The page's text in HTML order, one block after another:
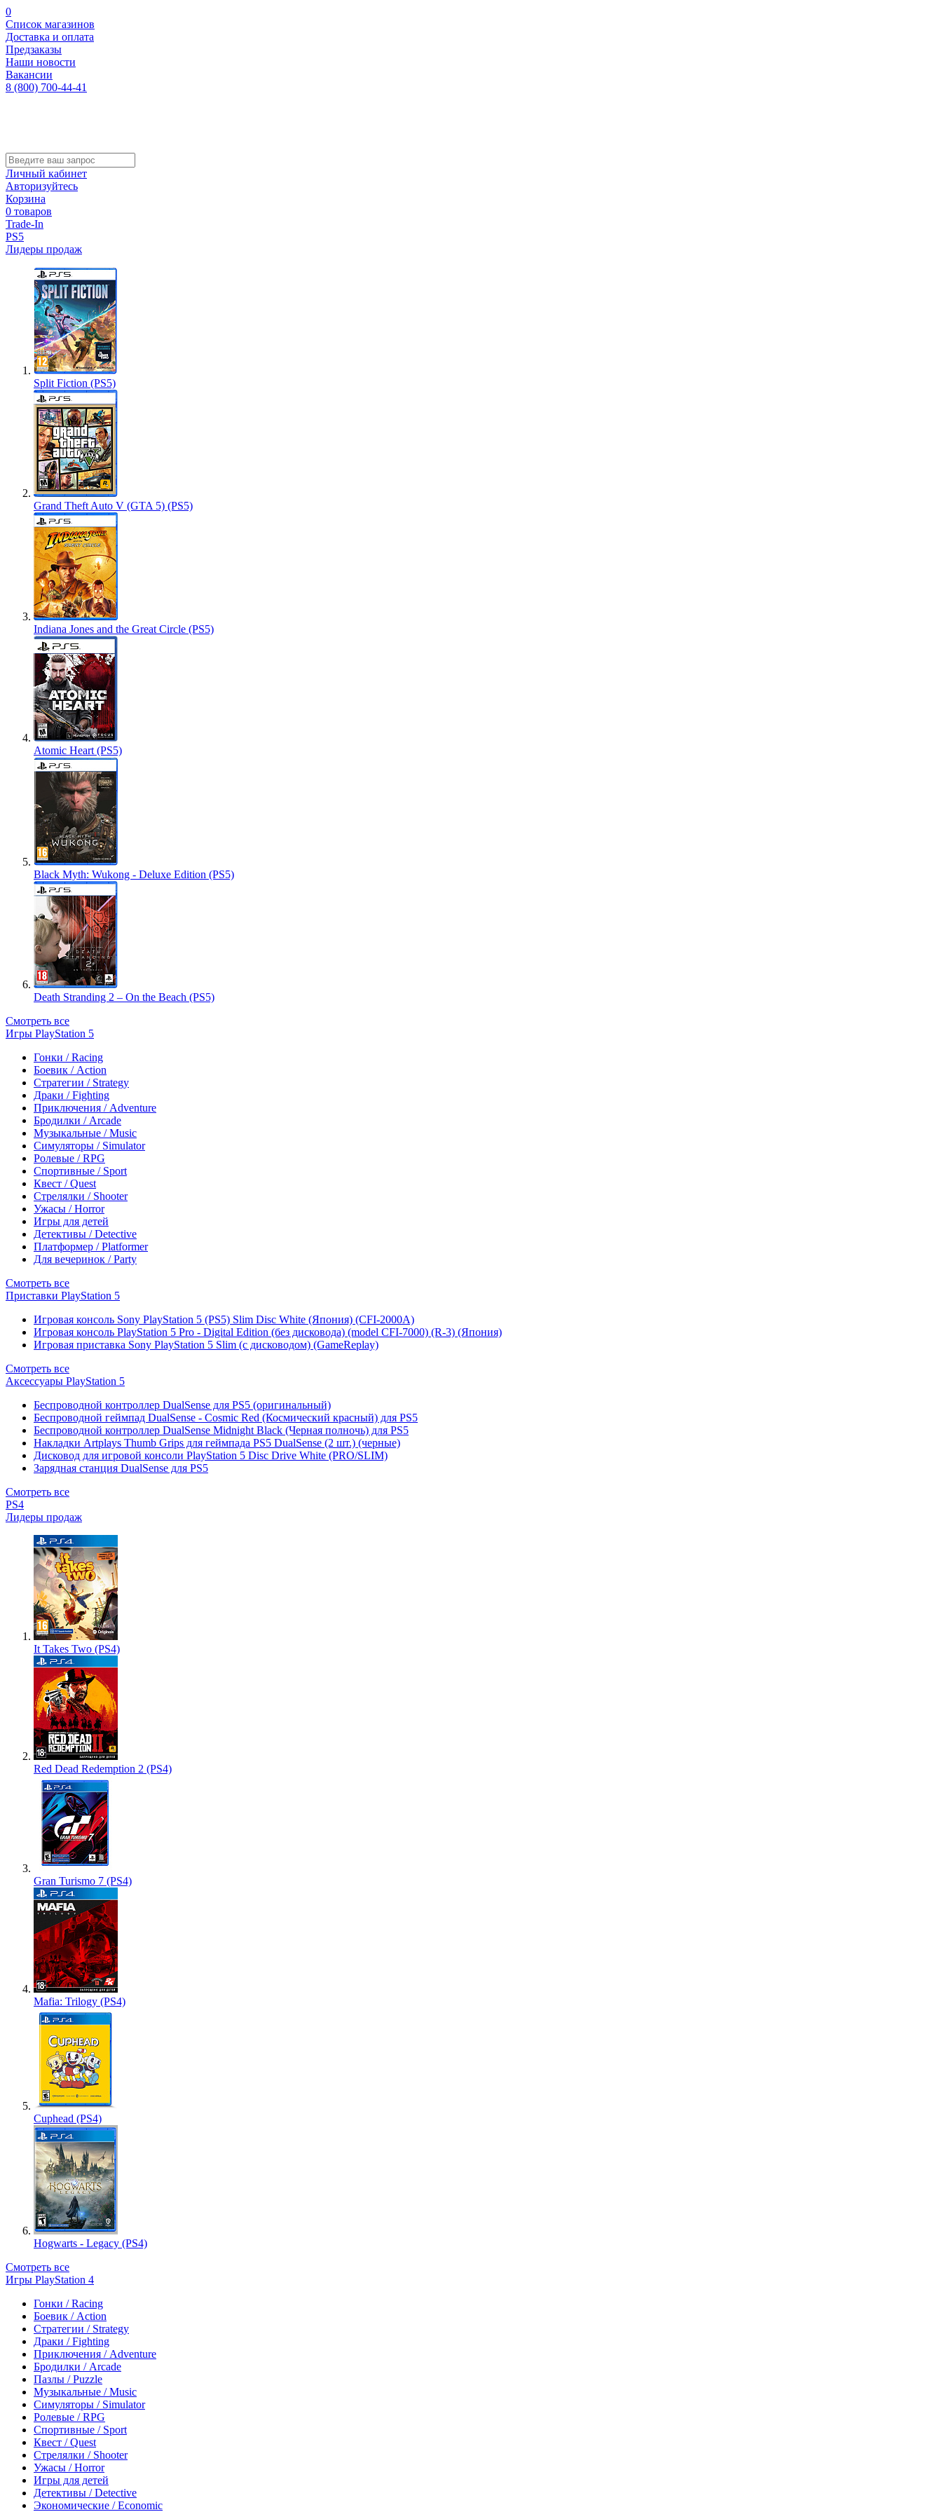
0
Список магазинов
Доставка и оплата
Предзаказы
Наши новости
Вакансии
8 (800) 700-44-41
Личный кабинет
Авторизуйтесь
Корзина
0 товаров
Trade-In
PS5
Лидеры продаж
Split Fiction (PS5)
Grand Theft Auto V (GTA 5) (PS5)
Indiana Jones and the Great Circle (PS5)
Atomic Heart (PS5)
Black Myth: Wukong - Deluxe Edition (PS5)
Death Stranding 2 – On the Beach (PS5)
Смотреть все
Игры PlayStation 5
Гонки / Racing
Боевик / Action
Стратегии / Strategy
Драки / Fighting
Приключения / Adventure
Бродилки / Arcade
Музыкальные / Music
Симуляторы / Simulator
Ролевые / RPG
Спортивные / Sport
Квест / Quest
Стрелялки / Shooter
Ужасы / Horror
Игры для детей
Детективы / Detective
Платформер / Platformer
Для вечеринок / Party
Смотреть все
Приставки PlayStation 5
Игровая консоль Sony PlayStation 5 (PS5) Slim Disc White (Япония) (CFI-2000A)
Игровая консоль PlayStation 5 Pro - Digital Edition (без дисковода) (model CFI-7000) (R-3) (Япония)
Игровая приставка Sony PlayStation 5 Slim (с дисководом) (GameReplay)
Смотреть все
Аксессуары PlayStation 5
Беспроводной контроллер DualSense для PS5 (оригинальный)
Беспроводной геймпад DualSense - Cosmic Red (Космический красный) для PS5
Беспроводной контроллер DualSense Midnight Black (Черная полночь) для PS5
Накладки Artplays Thumb Grips для геймпада PS5 DualSense (2 шт.) (черные)
Дисковод для игровой консоли PlayStation 5 Disc Drive White (PRO/SLIM)
Зарядная станция DualSense для PS5
Смотреть все
PS4
Лидеры продаж
It Takes Two (PS4)
Red Dead Redemption 2 (PS4)
Gran Turismo 7 (PS4)
Mafia: Trilogy (PS4)
Cuphead (PS4)
Hogwarts - Legacy (PS4)
Смотреть все
Игры PlayStation 4
Гонки / Racing
Боевик / Action
Стратегии / Strategy
Драки / Fighting
Приключения / Adventure
Бродилки / Arcade
Пазлы / Puzzle
Музыкальные / Music
Симуляторы / Simulator
Ролевые / RPG
Спортивные / Sport
Квест / Quest
Стрелялки / Shooter
Ужасы / Horror
Игры для детей
Детективы / Detective
Экономические / Economic